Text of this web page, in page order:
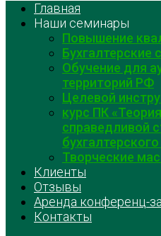
Главная
Наши семинары
Повышение
Бухгалтерские
Обучение для
территорий РФ
Целевой
курс ПК
справедливой
Творческие
Клиенты
Отзывы
Аренда конференц-
Контакты